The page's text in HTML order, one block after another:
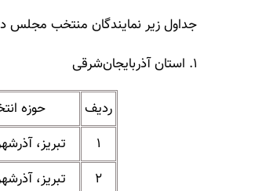
جداول زیر نمایندگان منتخب مجلس
۱. استان آذربایجان‌شرقی
ردیف حوزه
۱
تبریز،
۲
تبریز،